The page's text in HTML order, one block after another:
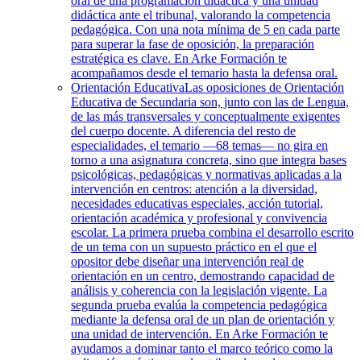
didáctica ante el tribunal, valorando la competencia
pedagógica. Con una nota mínima de 5 en cada parte
para superar la fase de oposición, la preparación
estratégica es clave. En Arke Formación te
acompañamos desde el temario hasta la defensa oral.
Orientación EducativaLas oposiciones de Orientación
Educativa de Secundaria son, junto con las de Lengua,
de las más transversales y conceptualmente exigentes
del cuerpo docente. A diferencia del resto de
especialidades, el temario —68 temas— no gira en
torno a una asignatura concreta, sino que integra bases
psicológicas, pedagógicas y normativas aplicadas a la
intervención en centros: atención a la diversidad,
necesidades educativas especiales, acción tutorial,
orientación académica y profesional y convivencia
escolar. La primera prueba combina el desarrollo escrito
de un tema con un supuesto práctico en el que el
opositor debe diseñar una intervención real de
orientación en un centro, demostrando capacidad de
análisis y coherencia con la legislación vigente. La
segunda prueba evalúa la competencia pedagógica
mediante la defensa oral de un plan de orientación y
una unidad de intervención. En Arke Formación te
ayudamos a dominar tanto el marco teórico como la